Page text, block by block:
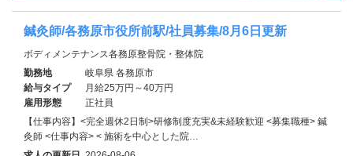
鍼灸師/各務原市役所前駅/社員募集/8月6日更新
ボディメンテナンス各務原整骨院・整体院
勤務地
岐阜県 各務原市
給与タイプ
月給25万円～40万円
雇用形態
正社員
【仕事内容】<完全週休2日制>研修制度充実&未経験歓迎 <募集職種> 鍼
灸師 <仕事内容> < 施術を中心とした院…